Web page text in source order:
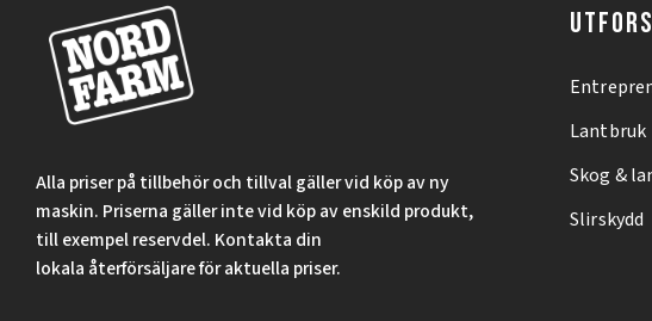
Alla priser på tillbehör och tillval gäller vid köp av ny
maskin. Priserna gäller inte vid köp av enskild produkt,
till exempel reservdel. Kontakta din
lokala återförsäljare för aktuella priser.
Lantbruk
Skog &
Slirskydd